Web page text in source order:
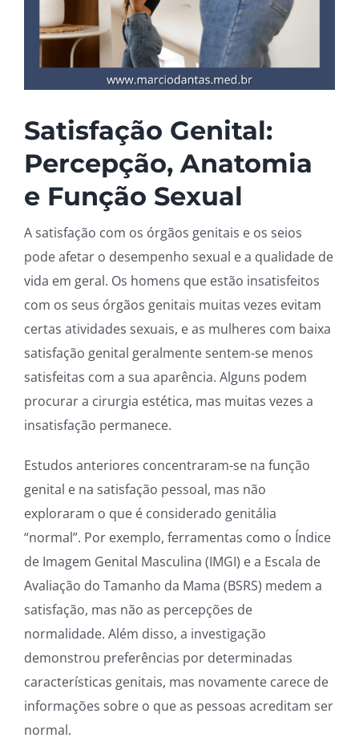
Satisfação Genital:
Percepção, Anatomia
e Função Sexual
A satisfação com os órgãos genitais e os seios
pode afetar o desempenho sexual e a qualidade de
vida em geral. Os homens que estão insatisfeitos
com os seus órgãos genitais muitas vezes evitam
certas atividades sexuais, e as mulheres com baixa
satisfação genital geralmente sentem-se menos
satisfeitas com a sua aparência. Alguns podem
procurar a cirurgia estética, mas muitas vezes a
insatisfação permanece.
Estudos anteriores concentraram-se na função
genital e na satisfação pessoal, mas não
exploraram o que é considerado genitália
“normal”. Por exemplo, ferramentas como o Índice
de Imagem Genital Masculina (IMGI) e a Escala de
Avaliação do Tamanho da Mama (BSRS) medem a
satisfação, mas não as percepções de
normalidade. Além disso, a investigação
demonstrou preferências por determinadas
características genitais, mas novamente carece de
informações sobre o que as pessoas acreditam ser
normal.